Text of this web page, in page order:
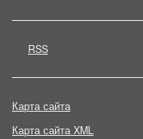
RSS
Карта сайта
Карта сайта XML